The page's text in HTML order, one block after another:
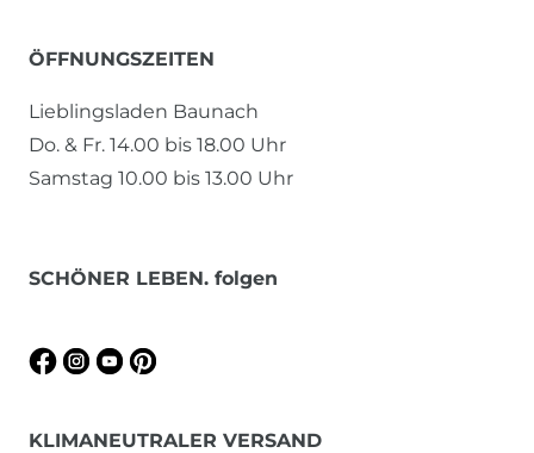
ÖFFNUNGSZEITEN
Lieblingsladen Baunach
Do. & Fr. 14.00 bis 18.00 Uhr
Samstag 10.00 bis 13.00 Uhr
SCHÖNER LEBEN. folgen
KLIMANEUTRALER VERSAND